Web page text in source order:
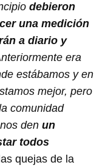
debieron
una medición
a diario y
era
estábamos y en
mejor, pero
comunidad
denun
todos
quejas de la